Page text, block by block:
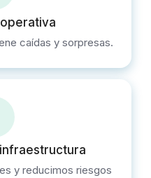
caídas y sorpresas.
y reducimos riesgos